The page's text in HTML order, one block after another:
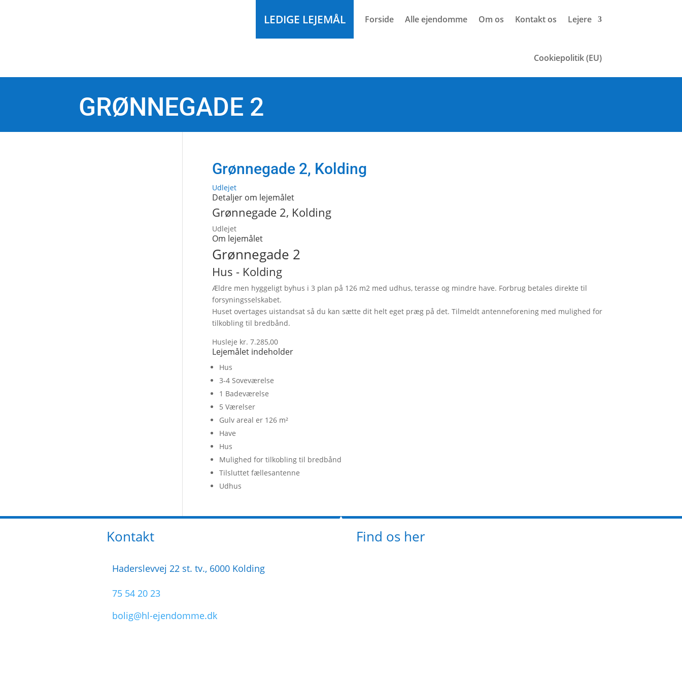
LEDIGE LEJEMÅL Forside Alle ejendomme Om os Kontakt os Lejere
Cookiepolitik (EU)
GRØNNEGADE 2
Grønnegade 2, Kolding
Udlejet
Detaljer om lejemålet
Grønnegade 2, Kolding
Udlejet
Om lejemålet
Grønnegade 2
Hus - Kolding
Ældre men hyggeligt byhus i 3 plan på 126 m2 med udhus, terasse og mindre have. Forbrug betales direkte til
forsyningsselskabet.
Huset overtages uistandsat så du kan sætte dit helt eget præg på det. Tilmeldt antenneforening med mulighed for
tilkobling til bredbånd.
Husleje kr. 7.285,00
Lejemålet indeholder
Hus
3-4 Soveværelse
1 Badeværelse
5 Værelser
Gulv areal er 126 m²
Have
Hus
Mulighed for tilkobling til bredbånd
Tilsluttet fællesantenne
Udhus
Kontakt
Haderslevvej 22 st. tv., 6000 Kolding
75 54 20 23
bolig@hl-ejendomme.dk
Find os her